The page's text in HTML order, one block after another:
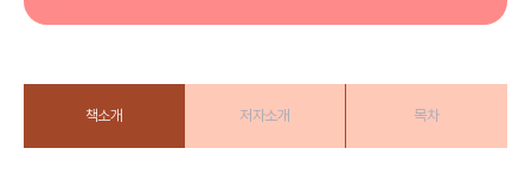
책소개 저자소개 목차